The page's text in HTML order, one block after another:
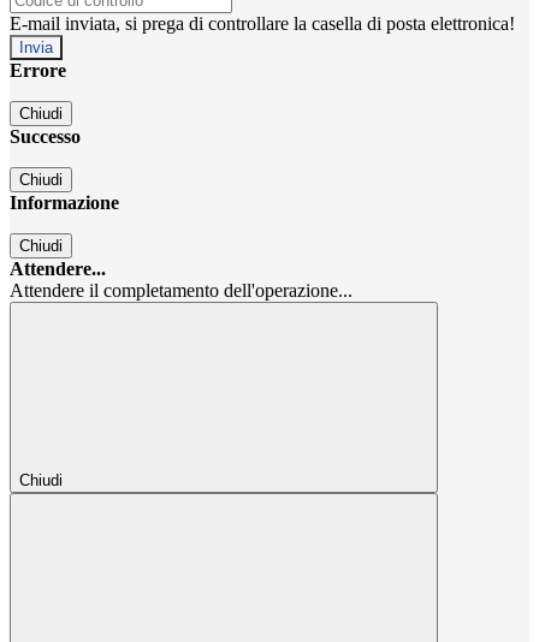
E-mail inviata, si prega di controllare la casella di posta elettronica!
Errore
Chiudi
Successo
Chiudi
Informazione
Chiudi
Attendere...
Attendere il completamento dell'operazione...
Chiudi